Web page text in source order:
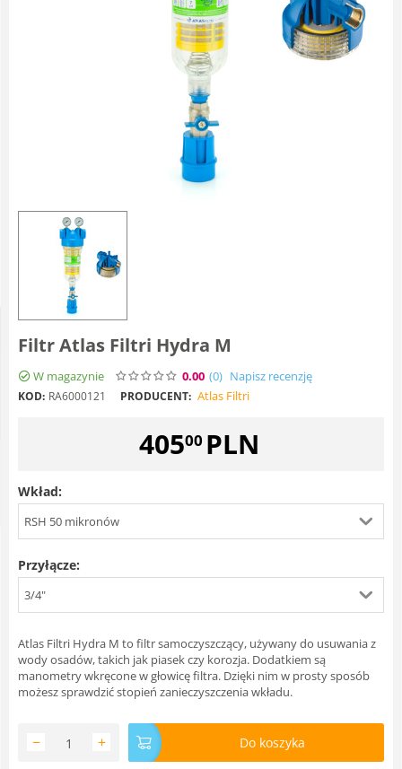
Filtr Atlas Filtri Hydra M
W magazynie 0.00 (0) Napisz recenzję
KOD: RA6000121 PRODUCENT: Atlas Filtri
40500 PLN
Wkład:
RSH 50 mikronów
Przyłącze:
3/4"
Atlas Filtri Hydra M to filtr samoczyszczący, używany do usuwania z
wody osadów, takich jak piasek czy korozja. Dodatkiem są
manometry wkręcone w głowicę filtra. Dzięki nim w prosty sposób
możesz sprawdzić stopień zanieczyszczenia wkładu.
+
− Do koszyka